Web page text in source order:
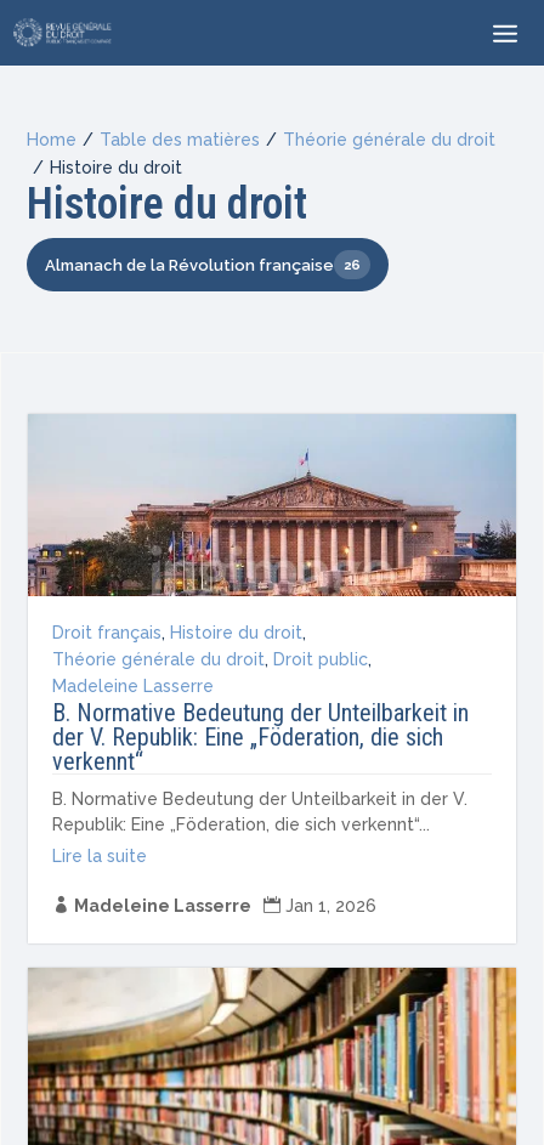
Home / Table des matières / Théorie générale du droit
/ Histoire du droit
Histoire du droit
Almanach de la Révolution française 26
Droit français, Histoire du droit,
Théorie générale du droit, Droit public,
Madeleine Lasserre
B. Normative Bedeutung der Unteilbarkeit in
der V. Republik: Eine „Föderation, die sich
verkennt“
B. Normative Bedeutung der Unteilbarkeit in der V.
Republik: Eine „Föderation, die sich verkennt“...
Lire la suite
 Madeleine Lasserre  Jan 1, 2026